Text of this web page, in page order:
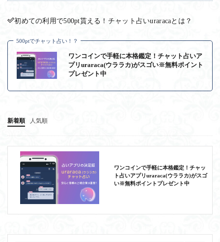
初めての利用で500pt貰える！チャット占いuraracaとは？
500ptでチャット占い！？
ワンコインで手軽に本格鑑定！チャット占いア
プリuraraca(ウララカ)がスゴい※無料ポイント
プレゼント中
新着順 人気順
ワンコインで手軽に本格鑑定！チャッ
ト占いアプリuraraca(ウララカ)がスゴ
い※無料ポイントプレゼント中